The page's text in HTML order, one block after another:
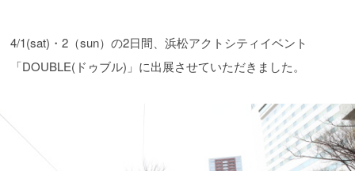
4/1(sat)・2（sun）の2日間、浜松アクトシティイベント
「DOUBLE(ドゥブル)」に出展させていただきました。